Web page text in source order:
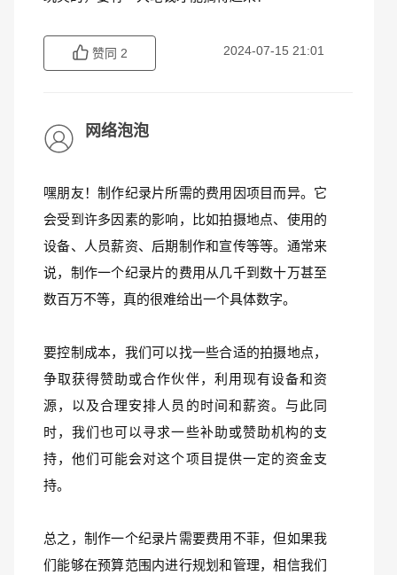
赞同 2 2024-07-15 21:01
网络泡泡
嘿朋友！制作纪录片所需的费用因项目而异。它
会受到许多因素的影响，比如拍摄地点、使用的
设备、人员薪资、后期制作和宣传等等。通常来
说，制作一个纪录片的费用从几千到数十万甚至
数百万不等，真的很难给出一个具体数字。
要控制成本，我们可以找一些合适的拍摄地点，
争取获得赞助或合作伙伴，利用现有设备和资
源，以及合理安排人员的时间和薪资。与此同
时，我们也可以寻求一些补助或赞助机构的支
持，他们可能会对这个项目提供一定的资金支
持。
总之，制作一个纪录片需要费用不菲，但如果我
们能够在预算范围内进行规划和管理，相信我们